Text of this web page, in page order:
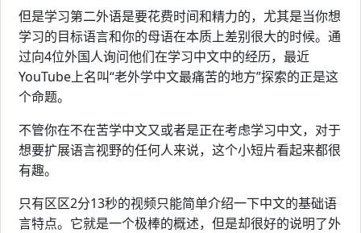
但是学习第二外语是要花费时间和精力的，尤其是当你想
学习的目标语言和你的母语在本质上差别很大的时候。通
过向4位外国人询问他们在学习中文中的经历，最近
YouTube上名叫“老外学中文最痛苦的地方”探索的正是这
个命题。
不管你在不在苦学中文又或者是正在考虑学习中文，对于
想要扩展语言视野的任何人来说，这个小短片看起来都很
有趣。
只有区区2分13秒的视频只能简单介绍一下中文的基础语
言特点。它就是一个极棒的概述，但是却很好的说明了外